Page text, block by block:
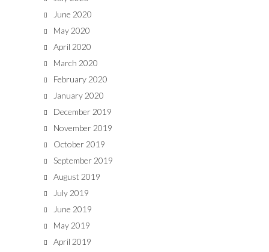
June 2020
May 2020
April 2020
March 2020
February 2020
January 2020
December 2019
November 2019
October 2019
September 2019
August 2019
July 2019
June 2019
May 2019
April 2019